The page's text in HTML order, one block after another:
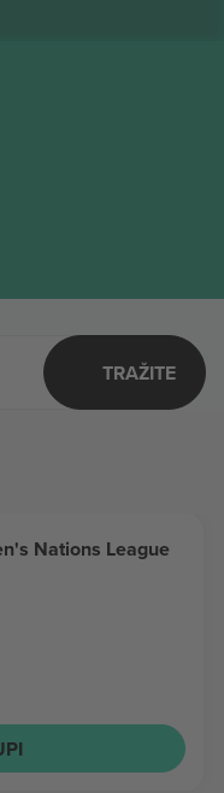
TRAŽITE
Nations League